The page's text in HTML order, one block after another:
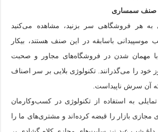
صنف سمساری
هر فروشگاهی سر بزنید، مشاهده می‌کنید
موسپیدانی باسابقه در این صنف هستند، بیکار
‌مهمان شدن در فروشگاه‌های مجاور و صحبت
خود را می‌گذرانند. تکنولوژی بلایی بر سر اصناف
آن سرش ناپیداست.
تمایلی به استفاده از تکنولوژی در کسب‌وکارمان
مجازی بازار را قبضه کرده‌اند و مشتری‌های ما را